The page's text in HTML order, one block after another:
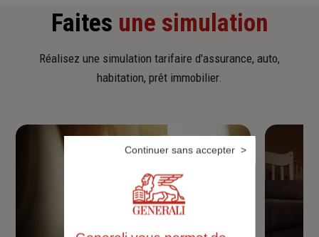
Faites une simulation
Réalisez une simulation tarifaire d'assurance, auto,
habitation, prêt immobilier.
Continuer sans accepter